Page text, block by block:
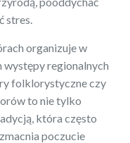
stres.
organizuje w
regionalnych
folklorystyczne czy
to nie tylko
która często
poczucie